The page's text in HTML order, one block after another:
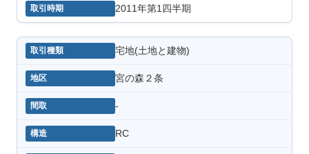
2011年第1四半期
宅地(土地と建物)
宮の森２条
-
RC